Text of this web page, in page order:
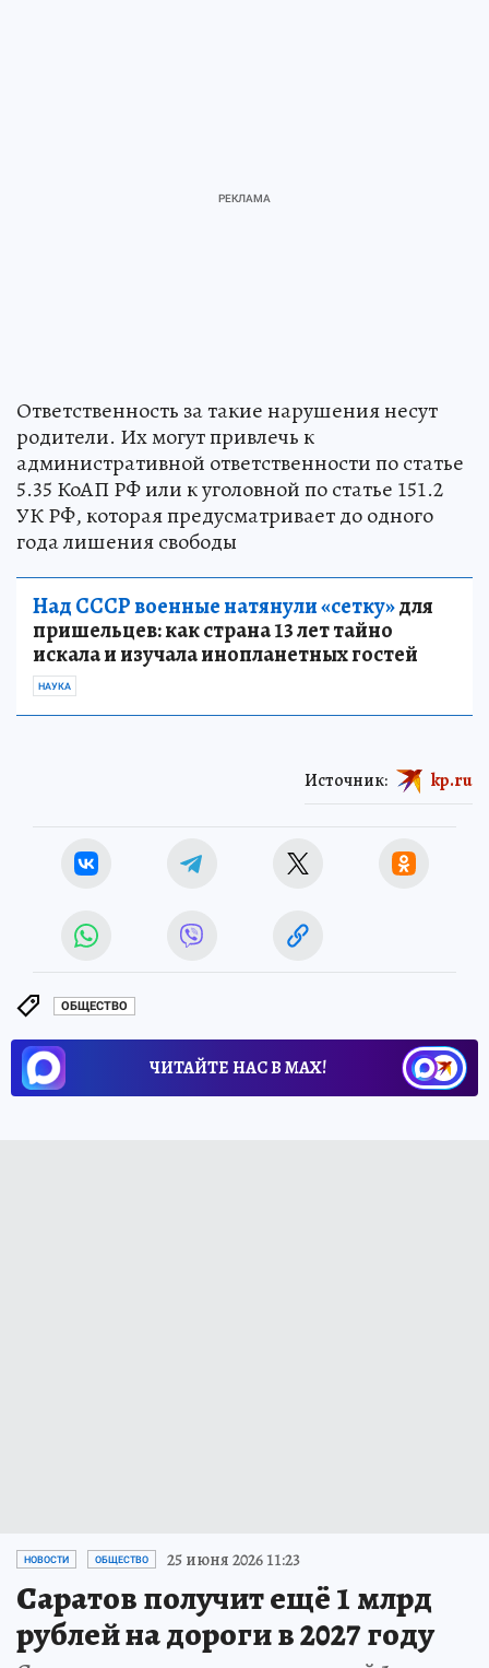
Ответственность за такие нарушения несут
родители. Их могут привлечь к
административной ответственности по статье
5.35 КоАП РФ или к уголовной по статье 151.2
УК РФ, которая предусматривает до одного
года лишения свободы
Над СССР военные натянули «сетку»для
пришельцев: как страна 13 лет тайно
искала и изучала инопланетных гостей
НАУКА
Источник: kp.ru
ОБЩЕСТВО
ЧИТАЙТЕ НАС В МАХ!
НОВОСТИ ОБЩЕСТВО 25 июня 2026 11:23
Саратов получит ещё 1 млрд
рублей на дороги в 2027 году